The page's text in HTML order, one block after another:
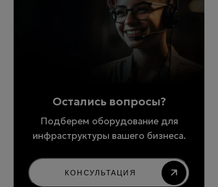
Остались вопросы?
Подберем оборудование для
инфраструктуры вашего бизнеса.
КОНСУЛЬТАЦИЯ